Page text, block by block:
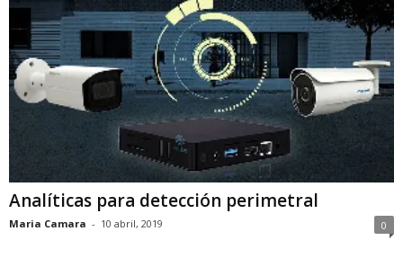
Analíticas para detección perimetral
Maria Camara - 10 abril, 2019 0